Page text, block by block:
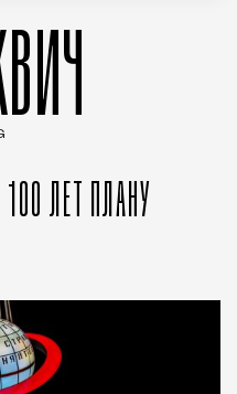
ЛЕТ ПЛАНУ